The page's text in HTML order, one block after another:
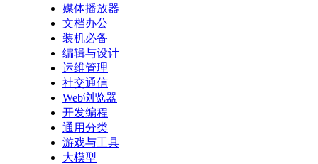
媒体播放器
文档办公
装机必备
编辑与设计
运维管理
社交通信
Web浏览器
开发编程
通用分类
游戏与工具
大模型